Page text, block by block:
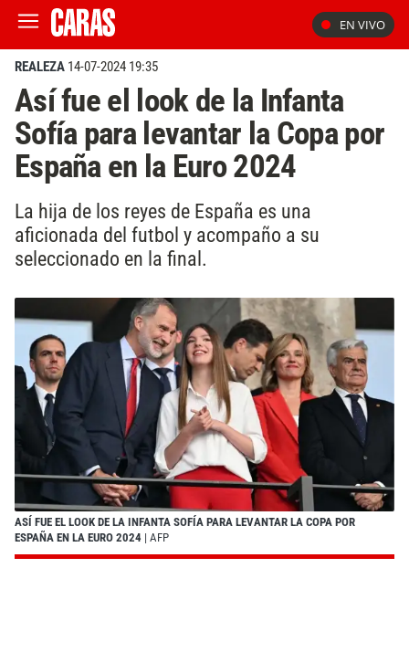
EN VIVO
REALEZA 14-07-2024 19:35
Así fue el look de la Infanta
Sofía para levantar la Copa por
España en la Euro 2024
La hija de los reyes de España es una
aficionada del futbol y acompaño a su
seleccionado en la final.
ASÍ FUE EL LOOK DE LA INFANTA SOFÍA PARA LEVANTAR LA COPA POR
ESPAÑA EN LA EURO 2024 | AFP